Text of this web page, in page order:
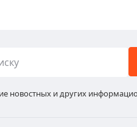
новостных и других